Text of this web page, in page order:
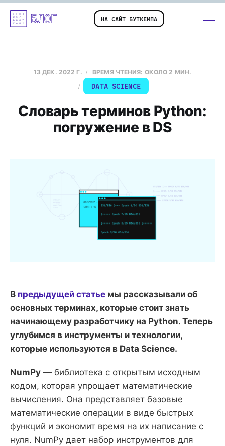
НА САЙТ БУТКЕМПА
13 ДЕК. 2022 Г. ВРЕМЯ ЧТЕНИЯ: ОКОЛО 2 МИН.
DATA SCIENCE
Словарь терминов Python:
погружение в DS
В предыдущей статье мы рассказывали об
основных терминах, которые стоит знать
начинающему разработчику на Python. Теперь
углубимся в инструменты и технологии,
которые используются в Data Science.
NumPy — библиотека с открытым исходным
кодом, которая упрощает математические
вычисления. Она представляет базовые
математические операции в виде быстрых
функций и экономит время на их написание с
нуля. NumPy дает набор инструментов для